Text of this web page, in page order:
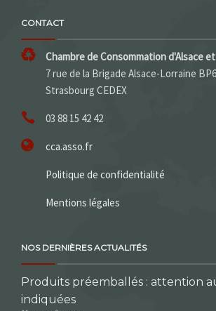
CONTACT
Chambre de Consommation d'Alsace
7 rue de la Brigade Alsace-Lorraine
Strasbourg CEDEX
03 88 15 42 42
cca.asso.fr
Politique de confidentialité
Mentions légales
NOS DERNIÈRES ACTUALITÉS
Produits préemballés : attention
indiquées